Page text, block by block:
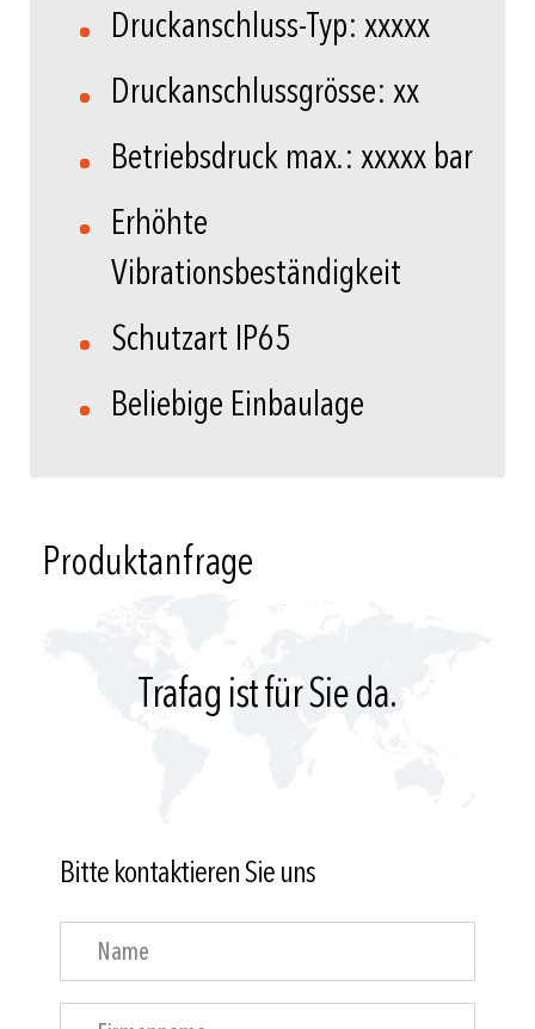
Druckanschluss-Typ: xxxxx
Druckanschlussgrösse: xx
Betriebsdruck max.: xxxxx bar
Erhöhte
Vibrationsbeständigkeit
Schutzart IP65
Beliebige Einbaulage
Produktanfrage
Trafag ist für Sie da.
Bitte kontaktieren Sie uns